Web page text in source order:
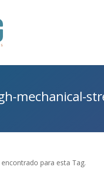
mechanical-
para esta Tag.